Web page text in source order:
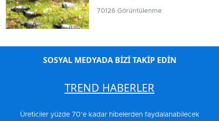
70126 Görüntülenme
SOSYAL MEDYADA BİZİ TAKİP EDİN
TREND HABERLER
Üreticiler yüzde 70’e kadar hibelerden faydalanabilecek